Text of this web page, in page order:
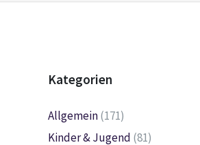
Kategorien
Allgemein(171)
Kinder & Jugend (81)